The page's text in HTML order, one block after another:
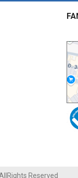
Reserved